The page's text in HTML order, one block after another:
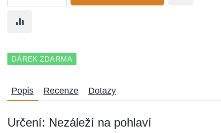
DÁREK ZDARMA
Popis Recenze Dotazy
Určení: Nezáleží na pohlaví